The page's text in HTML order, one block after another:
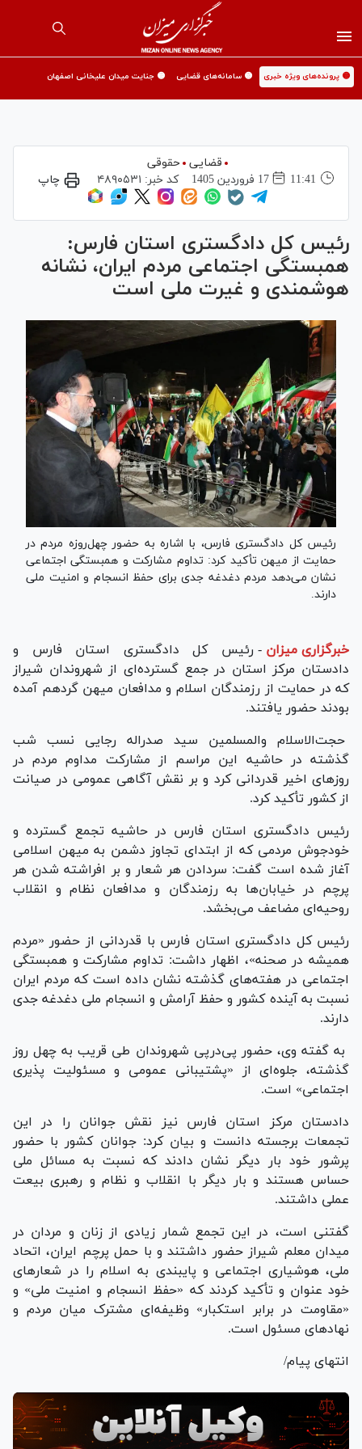
🟡 پرونده‌های ویژه خبری 🟡 سامانه‌های قضایی 🟡 جنایت میدان علیخانی اصفهان
قضایی حقوقی
11:41
17 فروردين 1405 کد خبر: ۴۸۹۰۵۳۱ چاپ
رئیس کل دادگستری استان فارس:
همبستگی اجتماعی مردم ایران، نشانه
هوشمندی و غیرت ملی است
رئیس کل دادگستری فارس، با اشاره به حضور چهل‌روزه مردم در
حمایت از میهن تأکید کرد: تداوم مشارکت و همبستگی اجتماعی
نشان می‌دهد مردم دغدغه جدی برای حفظ انسجام و امنیت ملی
دارند.
خبرگزاری میزان - رئیس کل دادگستری استان فارس و
دادستان مرکز استان در جمع گسترده‌ای از شهروندان شیراز
که در حمایت از رزمندگان اسلام و مدافعان میهن گردهم آمده
بودند حضور یافتند.
حجت‌الاسلام والمسلمین سید صدراله رجایی نسب شب
گذشته در حاشیه این مراسم از مشارکت مداوم مردم در
روز‌های اخیر قدردانی کرد و بر نقش آگاهی عمومی در صیانت
از کشور تأکید کرد.
رئیس دادگستری استان فارس در حاشیه تجمع گسترده و
خودجوش مردمی که از ابتدای تجاوز دشمن به میهن اسلامی
آغاز شده است گفت: سردادن هر شعار و بر افراشته شدن هر
پرچم در خیابان‌ها به رزمندگان و مدافعان نظام و انقلاب
روحیه‌ای مضاعف می‌بخشد.
رئیس کل دادگستری استان فارس با قدردانی از حضور «مردم
همیشه در صحنه»، اظهار داشت: تداوم مشارکت و همبستگی
اجتماعی در هفته‌های گذشته نشان داده است که مردم ایران
نسبت به آینده کشور و حفظ آرامش و انسجام ملی دغدغه جدی
دارند.
به گفته وی، حضور پی‌درپی شهروندان طی قریب به چهل روز
گذشته، جلوه‌ای از «پشتیبانی عمومی و مسئولیت پذیری
اجتماعی» است.
دادستان مرکز استان فارس نیز نقش جوانان را در این
تجمعات برجسته دانست و بیان کرد: جوانان کشور با حضور
پرشور خود بار دیگر نشان دادند که نسبت به مسائل ملی
حساس هستند و بار دیگر با انقلاب و نظام و رهبری بیعت
عملی داشتند.
گفتنی است، در این تجمع شمار زیادی از زنان و مردان در
میدان معلم شیراز حضور داشتند و با حمل پرچم ایران، اتحاد
ملی، هوشیاری اجتماعی و پایبندی به اسلام را در شعار‌های
خود عنوان و تأکید کردند که «حفظ انسجام و امنیت ملی» و
«مقاومت در برابر استکبار» وظیفه‌ای مشترک میان مردم و
نهاد‌های مسئول است.
انتهای پیام/